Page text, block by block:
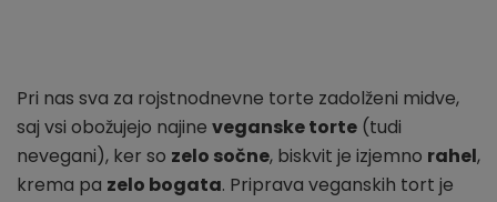
Pri nas sva za rojstnodnevne torte zadolženi midve,
saj vsi obožujejo najine veganske torte (tudi
nevegani), ker so zelo sočne, biskvit je izjemno rahel,
krema pa zelo bogata. Priprava veganskih tort je